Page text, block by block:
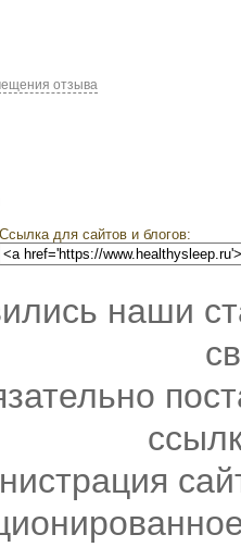
отзыва
Ссылка для сайтов и блогов:
наши